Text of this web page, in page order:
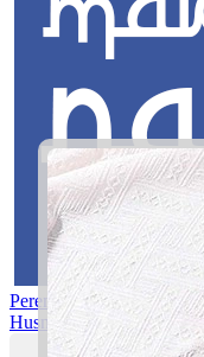
Perempuan Nama Pilihan
Husna Mom's Club